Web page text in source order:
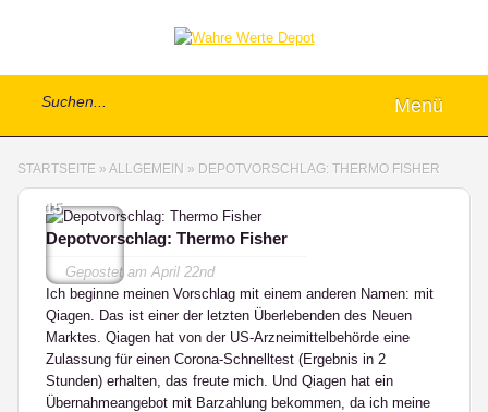
Menü
STARTSEITE » ALLGEMEIN » DEPOTVORSCHLAG: THERMO FISHER
15
Depotvorschlag: Thermo Fisher
Gepostet amApril 22nd
Ich beginne meinen Vorschlag mit einem anderen Namen: mit
Qiagen. Das ist einer der letzten Überlebenden des Neuen
Marktes. Qiagen hat von der US-Arzneimittelbehörde eine
Zulassung für einen Corona-Schnelltest (Ergebnis in 2
Stunden) erhalten, das freute mich. Und Qiagen hat ein
Übernahmeangebot mit Barzahlung bekommen, da ich meine